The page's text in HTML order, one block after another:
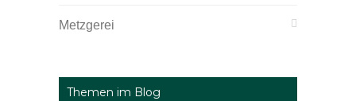
Metzgerei
Themen im Blog